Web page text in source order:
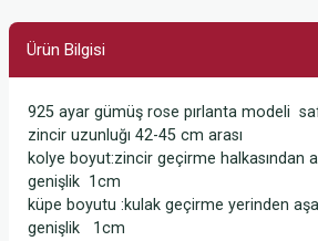
Ürün Bilgisi
925 ayar gümüş rose pırlanta modeli
zincir uzunluğı 42-45 cm arası
kolye boyut:zincir geçirme halkasından
genişlik 1cm
küpe boyutu :kulak geçirme yerinden
genişlik 1cm